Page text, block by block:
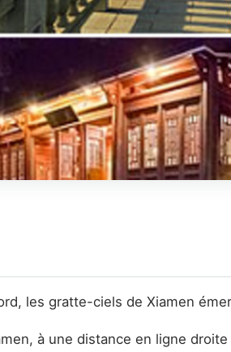
les gratte-ciels de Xiamen
à une distance en ligne